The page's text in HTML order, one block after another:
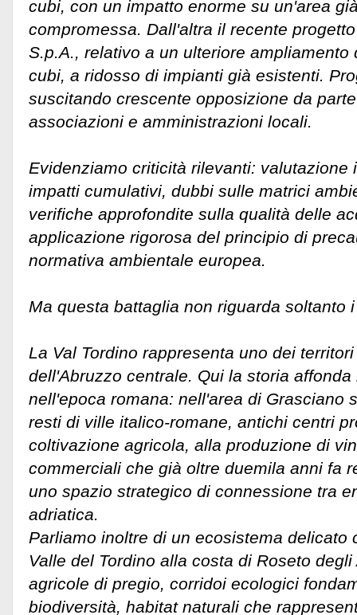
cubi, con un impatto enorme su un'area
compromessa. Dall'altra il recente
S.p.A., relativo a un ulteriore ampliamento
cubi, a ridosso di impianti già esistenti.
suscitando crescente opposizione da
associazioni e amministrazioni locali.
Evidenziamo criticità rilevanti: valutazione
impatti cumulativi, dubbi sulle matrici
verifiche approfondite sulla qualità delle
applicazione rigorosa del principio di
normativa ambientale europea.
Ma questa battaglia non riguarda soltanto
La Val Tordino rappresenta uno dei
dell'Abruzzo centrale. Qui la storia
nell'epoca romana: nell'area di Grasciano
resti di ville italico-romane, antichi centri
coltivazione agricola, alla produzione di
commerciali che già oltre duemila anni fa
uno spazio strategico di connessione tra
adriatica.
Parliamo inoltre di un ecosistema delicato
Valle del Tordino alla costa di Roseto
agricole di pregio, corridoi ecologici
biodiversità, habitat naturali che